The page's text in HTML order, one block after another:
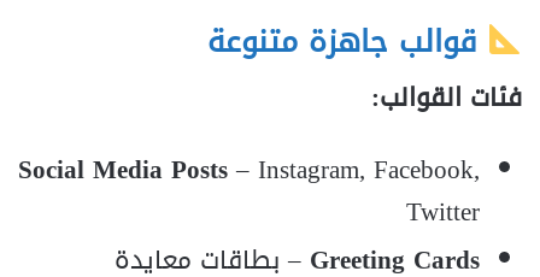
قوالب جاهزة متنوعة
فئات القوالب:
Social Media Posts– Instagram, Facebook,
Twitter
Greeting Cards – بطاقات معايدة